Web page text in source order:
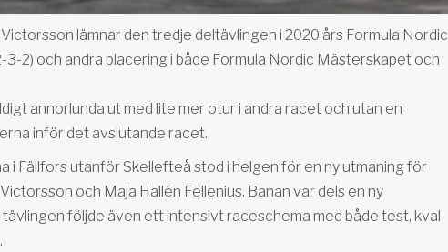
lämnar den tredje deltävlingen i 2020 års Formula Nordic
2) och andra placering i både Formula Nordic Mästerskapet och
annorlunda ut med lite mer otur i andra racet och utan en
inför det avslutande racet.
i Fällfors utanför Skellefteå stod i helgen för en ny utmaning för
och Maja Hallén Fellenius. Banan var dels en ny
följde även ett intensivt raceschema med både test, kval